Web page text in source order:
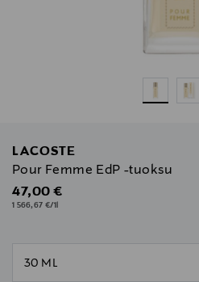
LACOSTE
Pour Femme EdP -tuoksu
Original Price
47,00 €
1 566,67 €/1l